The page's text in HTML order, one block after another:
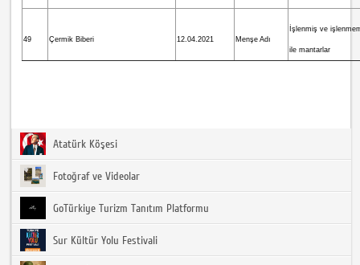
49 Çermik Biberi 12.04.2021 Menşe Adı
İşlenmiş ve
ile mantarlar
Atatürk Köşesi
Fotoğraf ve Videolar
GoTürkiye Turizm Tanıtım Platformu
Sur Kültür Yolu Festivali